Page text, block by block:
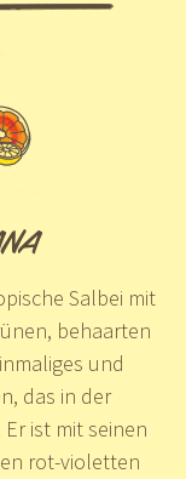
Salbei mit
behaarten
und
das in der
ist mit seinen
rot-violetten